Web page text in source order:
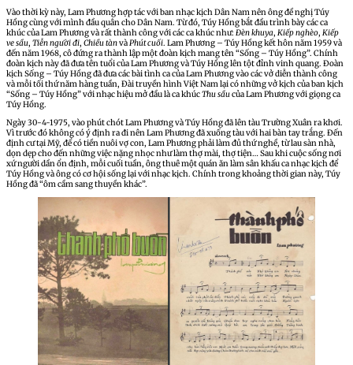
Vào thời kỳ này, Lam Phương hợp tác với ban nhạc kịch Dân Nam nên ông đề nghị Túy
Hồng cùng với mình đầu quân cho Dân Nam. Từ đó, Túy Hồng bắt đầu trình bày các ca
khúc của Lam Phương và rất thành công với các ca khúc như: Đèn khuya, Kiếp nghèo, Kiếp
ve sầu, Tiễn người đi, Chiều tànvàPhút cuối. Lam Phương – Túy Hồng kết hôn năm 1959 và
đến năm 1968, cô đứng ra thành lập một đoàn kịch mang tên “Sống – Túy Hồng”. Chính
đoàn kịch này đã đưa tên tuổi của Lam Phương và Túy Hồng lên tột đỉnh vinh quang. Đoàn
kịch Sống – Túy Hồng đã đưa các bài tình ca của Lam Phương vào các vở diễn thành công
và mỗi tối thứ năm hàng tuần, Đài truyền hình Việt Nam lại có những vở kịch của ban kịch
“Sống – Túy Hồng” với nhạc hiệu mở đầu là ca khúcThu sầucủa Lam Phương với giọng ca
Túy Hồng.
Ngày 30-4-1975, vào phút chót Lam Phương và Túy Hồng đã lên tàu Trường Xuân ra khơi.
Vì trước đó không có ý định ra đi nên Lam Phương đã xuống tàu với hai bàn tay trắng. Đến
định cư tại Mỹ, để có tiền nuôi vợ con, Lam Phương phải làm đủ thứ nghề, từ lau sàn nhà,
dọn dẹp cho đến những việc nặng nhọc như làm thợ mài, thợ tiện… Sau khi cuộc sống nơi
xứ người dần ổn định, mỗi cuối tuần, ông thuê một quán ăn làm sân khấu ca nhạc kịch để
Túy Hồng và ông có cơ hội sống lại với nhạc kịch. Chính trong khoảng thời gian này, Túy
Hồng đã “ôm cầm sang thuyền khác”.